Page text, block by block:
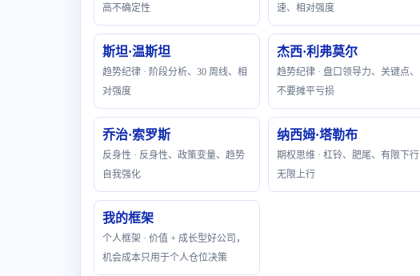
高不确定性
速、相对强度
斯坦·温斯坦
趋势纪律 · 阶段分析、30 周线、相
对强度
杰西·利弗莫尔
趋势纪律 · 盘口领导力、关键点、
不要摊平亏损
乔治·索罗斯
反身性 · 反身性、政策变量、趋势
自我强化
纳西姆·塔勒布
期权思维 · 杠铃、肥尾、有限下行
无限上行
我的框架
个人框架 · 价值 + 成长型好公司，
机会成本只用于个人仓位决策